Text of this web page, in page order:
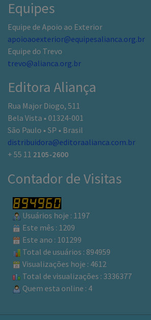
Equipes
Equipe de Apoio ao Exterior
apoioaoexterior@equipesalianca.org.br
Equipe do Trevo
trevo@alianca.org.br
Editora Aliança
Rua Major Diogo, 511
Bela Vista • 01324-001
São Paulo • SP • Brasil
distribuidora@editoraalianca.com.br
+ 55 11 2105-2600
Contador de Visitas
Usuários hoje : 1197
Este mês : 1209
Este ano : 101299
Total de usuários : 894959
Visualizações hoje : 4612
Total de visualizações : 3336377
Quem esta online : 4